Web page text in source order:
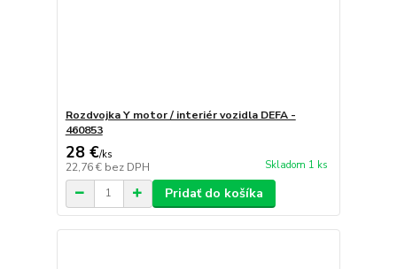
Rozdvojka Y motor / interiér vozidla DEFA -
460853
28 €/ks
22,76 € bez DPH Skladom 1 ks
Pridať do košíka